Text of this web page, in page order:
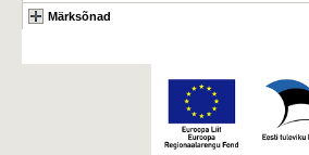
Märksõnad